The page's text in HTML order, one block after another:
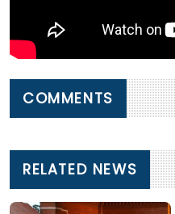
COMMENTS
RELATED NEWS